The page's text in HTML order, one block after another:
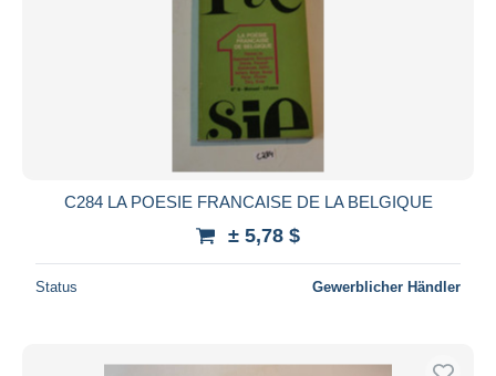
C284 LA POESIE FRANCAISE DE LA BELGIQUE
± 5,78 $
Status Gewerblicher Händler